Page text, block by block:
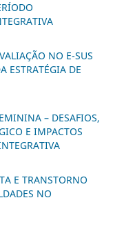
NO E-SUS
ESTRATÉGIA DE
– DESAFIOS,
E IMPACTOS
E TRANSTORNO
NO